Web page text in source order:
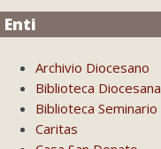
Enti
Archivio Diocesano
Biblioteca Diocesana
Biblioteca Seminario
Caritas